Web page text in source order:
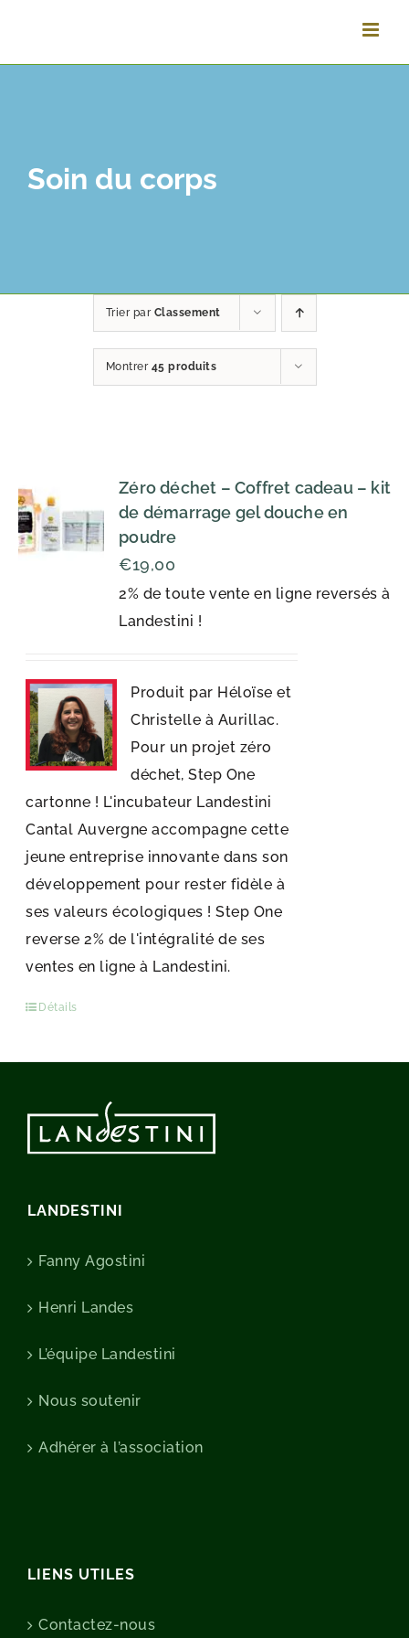
contenu
Soin du corps
Trier par Classement
Montrer 45 produits
Zéro déchet – Coffret cadeau – kit
de démarrage gel douche en
poudre
2% de toute vente en ligne reversés à
Landestini !
€19,00
Produit par Héloïse et
Christelle à Aurillac.
Pour un projet zéro
déchet, Step One
cartonne ! L'incubateur Landestini
Cantal Auvergne accompagne cette
jeune entreprise innovante dans son
développement pour rester fidèle à
ses valeurs écologiques ! Step One
reverse 2% de l'intégralité de ses
ventes en ligne à Landestini.
Détails
LANDESTINI
Fanny Agostini
Henri Landes
L’équipe Landestini
Nous soutenir
Adhérer à l’association
LIENS UTILES
Contactez-nous